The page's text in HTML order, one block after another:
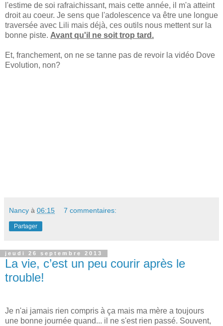
l'estime de soi rafraichissant, mais cette année, il m'a atteint
droit au coeur. Je sens que l'adolescence va être une longue
traversée avec Lili mais déjà, ces outils nous mettent sur la
bonne piste. Avant qu'il ne soit trop tard.
Et, franchement, on ne se tanne pas de revoir la vidéo Dove
Evolution, non?
Nancy à 06:15 7 commentaires:
Partager
jeudi 26 septembre 2013
La vie, c’est un peu courir après le
trouble!
Je n'ai jamais rien compris à ça mais ma mère a toujours
une bonne journée quand... il ne s'est rien passé. Souvent,